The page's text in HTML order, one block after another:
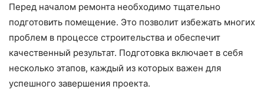
Перед началом ремонта необходимо тщательно
подготовить помещение. Это позволит избежать многих
проблем в процессе строительства и обеспечит
качественный результат. Подготовка включает в себя
несколько этапов, каждый из которых важен для
успешного завершения проекта.